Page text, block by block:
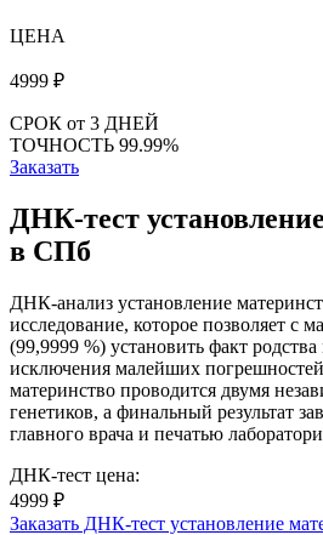
ЦЕНА
4999 ₽
СРОК от 3 ДНЕЙ
ТОЧНОСТЬ 99.99%
Заказать
ДНК-тест
в СПб
ДНК-анализ установление
исследование, которое позволяет с
(99,9999 %) установить факт
исключения малейших
материнство проводится двумя
генетиков, а финальный результат
главного врача и печатью
ДНК-тест цена:
4999 ₽
Заказать ДНК-тест установление